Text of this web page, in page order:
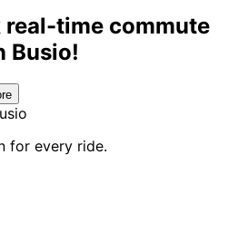
real-time commute
Busio!
for every ride.